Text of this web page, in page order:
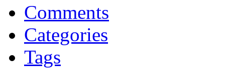
Memberikan yang terbaik sesuai kaidah Islam, kunjungi situs resmi
Comments
Categories
Tags